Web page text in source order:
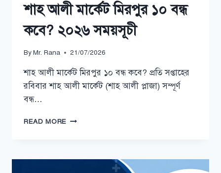
শাহ আলী মার্কেট মিরপুর ১০ বন্ধ
কবে? ২০২৬ সময়সূচী
ByMr. Rana 21/07/2026
শাহ আলী মার্কেট মিরপুর ১০ বন্ধ কবে? প্রতি সপ্তাহের
রবিবার শাহ আলী মার্কেট (শাহ আলী প্লাজা) সম্পূর্ণ
বন্ধ…
READ MORE শাহ
১০